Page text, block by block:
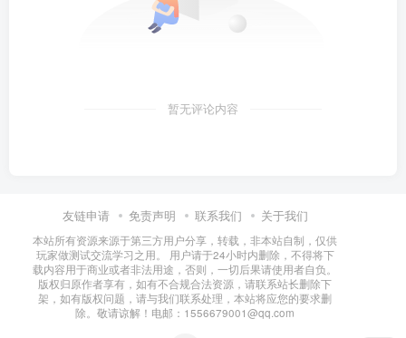
暂无评论内容
友链申请 免责声明 联系我们 关于我们
本站所有资源来源于第三方用户分享，转载，非本站自制，仅供
玩家做测试交流学习之用。 用户请于24小时内删除，不得将下
载内容用于商业或者非法用途，否则，一切后果请使用者自负。
版权归原作者享有，如有不合规合法资源，请联系站长删除下
架，如有版权问题，请与我们联系处理，本站将应您的要求删
除。敬请谅解！电邮：1556679001@qq.com